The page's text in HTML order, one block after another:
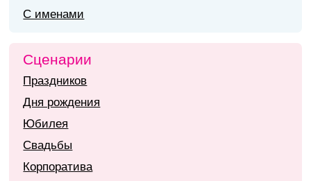
С именами
Сценарии
Праздников
Дня рождения
Юбилея
Свадьбы
Корпоратива